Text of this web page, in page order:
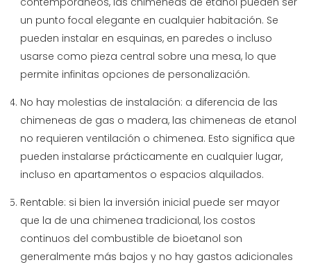
un punto focal elegante en cualquier habitación. Se
pueden instalar en esquinas, en paredes o incluso
usarse como pieza central sobre una mesa, lo que
permite infinitas opciones de personalización.
No hay molestias de instalación: a diferencia de las
chimeneas de gas o madera, las chimeneas de etanol
no requieren ventilación o chimenea. Esto significa que
pueden instalarse prácticamente en cualquier lugar,
incluso en apartamentos o espacios alquilados.
Rentable: si bien la inversión inicial puede ser mayor
que la de una chimenea tradicional, los costos
continuos del combustible de bioetanol son
generalmente más bajos y no hay gastos adicionales